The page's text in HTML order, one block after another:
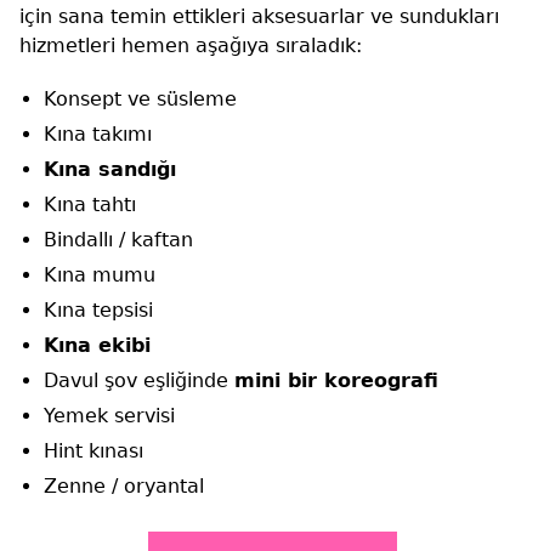
için sana temin ettikleri aksesuarlar ve sundukları
hizmetleri hemen aşağıya sıraladık:
Konsept ve süsleme
Kına takımı
Kına sandığı
Kına tahtı
Bindallı / kaftan
Kına mumu
Kına tepsisi
Kına ekibi
Davul şov eşliğinde mini bir koreografi
Yemek servisi
Hint kınası
Zenne / oryantal